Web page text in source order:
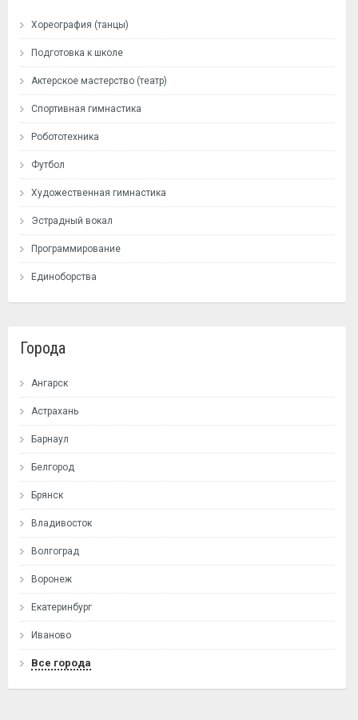
Хореография (танцы)
Подготовка к школе
Актерское мастерство (театр)
Спортивная гимнастика
Робототехника
Футбол
Художественная гимнастика
Эстрадный вокал
Программирование
Единоборства
Города
Ангарск
Астрахань
Барнаул
Белгород
Брянск
Владивосток
Волгоград
Воронеж
Екатеринбург
Иваново
Все города